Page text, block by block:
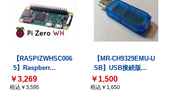
【RASPIZWHSC006
5】Raspberr...
￥3,269
税込￥3,595
【MR-CH9329EMU-U
SB】USB接続版...
￥1,500
税込￥1,650